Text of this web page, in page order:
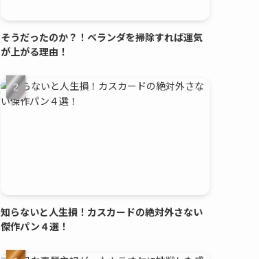
そうだったのか？！ベランダを掃除すれば運気
が上がる理由！
知らないと人生損！カスカードの絶対外さない
傑作パン４選！